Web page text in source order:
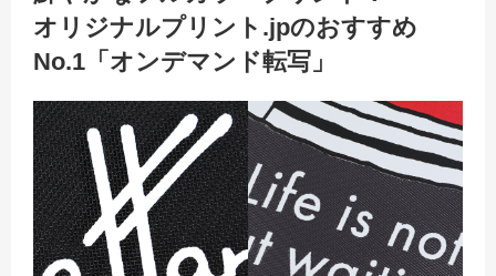
オリジナルプリント.jpのおすすめ
No.1「オンデマンド転写」